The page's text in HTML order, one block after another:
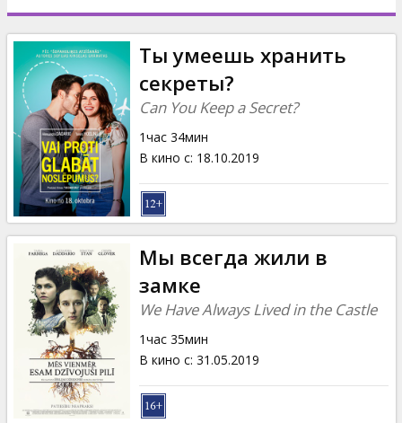
Новости
Подарки
Кинозакуски
B2B
Клуб
Ты умеешь хранить
секреты?
Can You Keep a Secret?
1час 34мин
В кино с: 18.10.2019
Мы всегда жили в
замке
We Have Always Lived in the Castle
1час 35мин
В кино с: 31.05.2019